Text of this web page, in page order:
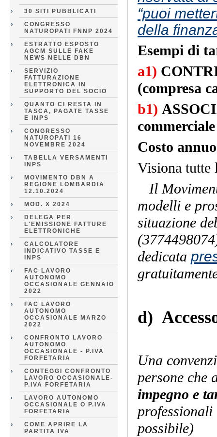
30 SITI PUBBLICATI
CONGRESSO
NATUROPATI FNNP 2024
ESTRATTO ESPOSTO
AGCM SULLE FAKE
NEWS NELLE DBN
SERVIZIO
FATTURAZIONE
ELETTRONICA IN
SUPPORTO DEL SOCIO
QUANTO CI RESTA IN
TASCA, PAGATE TASSE
E INPS
CONGRESSO
NATUROPATI 16
NOVEMBRE 2024
TABELLA VERSAMENTI
INPS
MOVIMENTO DBN A
REGIONE LOMBARDIA
12.10.2024
MOD. X 2024
DELEGA PER
L'EMISSIONE FATTURE
ELETTRONICHE
CALCOLATORE
INDICATIVO TASSE E
INPS
FAC LAVORO
AUTONOMO
OCCASIONALE GENNAIO
2022
FAC LAVORO
AUTONOMO
OCCASIONALE MARZO
2022
CONFRONTO LAVORO
AUTONOMO
OCCASIONALE - P.IVA
FORFETARIA
CONTEGGI CONFRONTO
LAVORO OCCASIONALE-
P.IVA FORFETARIA
LAVORO AUTONOMO
OCCASIONALE O P.IVA
FORFETARIA
COME APRIRE LA
PARTITA IVA
“puoi
della
Esempi di
a1)
(compresa
b1)
Costo
Visiona tutte
Il
modelli e
situazione
dedicata
d)
Una
persone che
impegno e
professionali
possibile)